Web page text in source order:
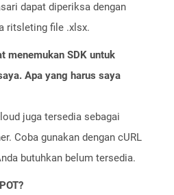
dapat diperiksa dengan
ritsleting file .xlsx.
menemukan SDK untuk
Apa yang harus saya
juga tersedia sebagai
Coba gunakan dengan cURL
butuhkan belum tersedia.